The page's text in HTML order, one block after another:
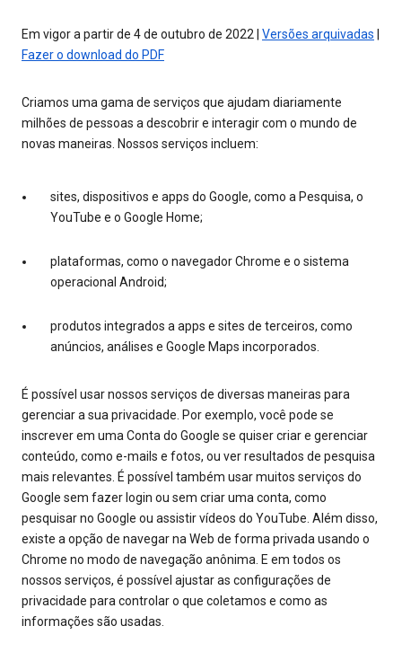
Em vigor a partir de 4 de outubro de 2022 | Versões arquivadas
Fazer o download do PDF
Criamos uma gama de serviços que ajudam diariamente
milhões de pessoas a descobrir e interagir com o mundo de
novas maneiras. Nossos serviços incluem:
sites, dispositivos e apps do Google, como a Pesquisa, o
YouTube e o Google Home;
plataformas, como o navegador Chrome e o sistema
operacional Android;
produtos integrados a apps e sites de terceiros, como
anúncios, análises e Google Maps incorporados.
É possível usar nossos serviços de diversas maneiras para
gerenciar a sua privacidade. Por exemplo, você pode se
inscrever em uma Conta do Google se quiser criar e gerenciar
conteúdo, como e-mails e fotos, ou ver resultados de pesquisa
mais relevantes. É possível também usar muitos serviços do
Google sem fazer login ou sem criar uma conta, como
pesquisar no Google ou assistir vídeos do YouTube. Além disso,
existe a opção de navegar na Web de forma privada usando o
Chrome no modo de navegação anônima. E em todos os
nossos serviços, é possível ajustar as configurações de
privacidade para controlar o que coletamos e como as
informações são usadas.